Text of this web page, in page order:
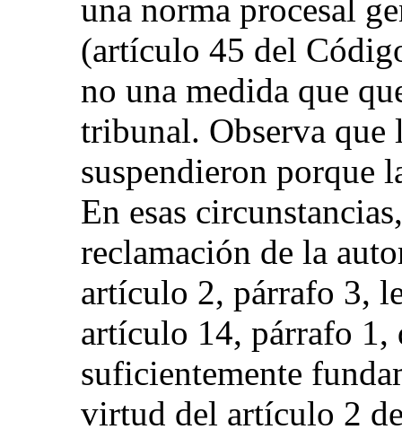
una norma procesal
(artículo 45 del
no una medida que
tribunal. Observa que
suspendieron porque
En esas
reclamación de la
artículo 2, párrafo 3,
artículo 14, párrafo 1,
suficientemente
virtud del artículo 2